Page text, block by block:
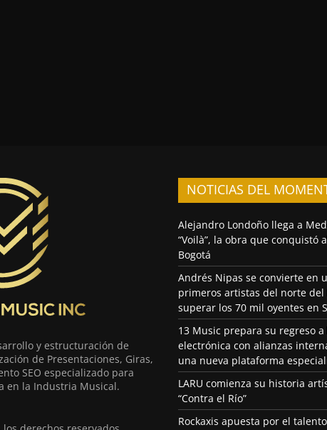
y estructuración de
de Presentaciones, Giras,
SEO especializado para
en la Industria Musical.
NOTICIAS DEL
Alejandro Londoño llega a
“Voilà”, la obra que conquistó
Bogotá
Andrés Nipas se convierte en
primeros artistas del norte del
superar los 70 mil oyentes en
13 Music prepara su regreso a
electrónica con alianzas
una nueva plataforma
LARU comienza su historia
“Contra el Río”
Rockaxis apuesta por el